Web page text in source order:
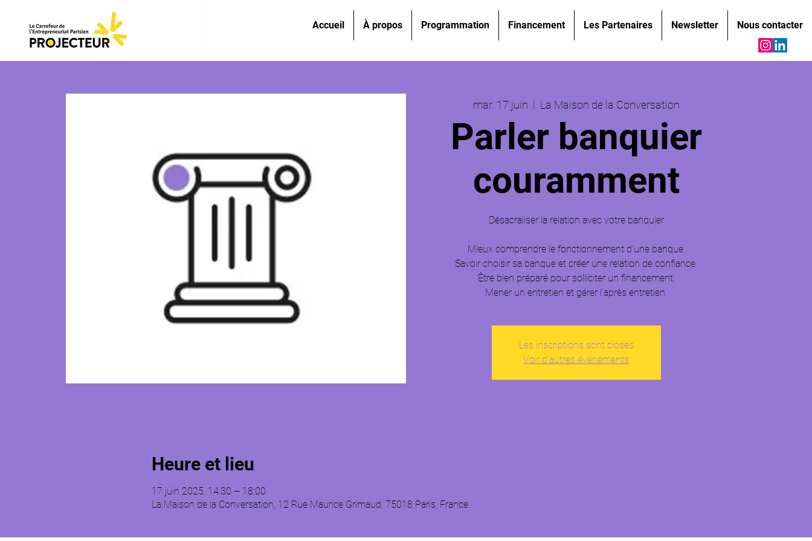
Accueil À propos Programmation Financement Les Partenaires Newsletter Nous contacter
mar. 17 juin
  |
La Maison de la Conversation
Parler banquier
couramment
Désacraliser la relation avec votre banquier
Mieux comprendre le fonctionnement d’une banque.
Savoir choisir sa banque et créer une relation de confiance.
Être bien préparé pour solliciter un financement.
Mener un entretien et gérer l’après entretien.
Les inscriptions sont closes
Voir d'autres événements
Heure et lieu
17 juin 2025, 14:30 – 18:00
La Maison de la Conversation, 12 Rue Maurice Grimaud, 75018 Paris, France